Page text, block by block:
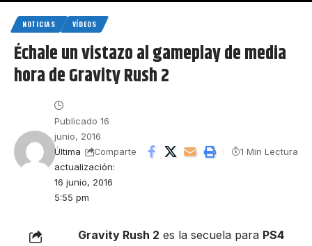
NOTICIAS VÍDEOS
Échale un vistazo al gameplay de media
hora de Gravity Rush 2
Última
actualización:
16 junio, 2016
5:55 pm
Publicado 16
junio, 2016
Comparte 1 Min Lectura
Gravity Rush 2 es la secuela para PS4